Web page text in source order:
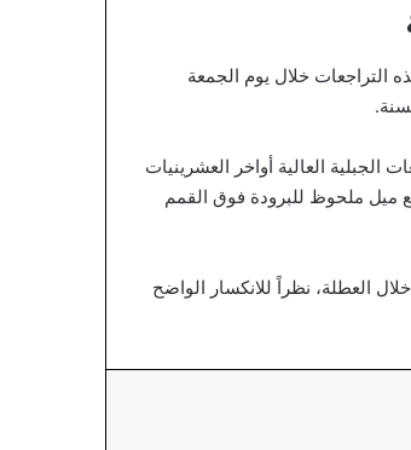
التراجعات خلال يوم الجمعة
العالية أواخر العشرينيات
ميل ملحوظ للبرودة فوق القمم
العطلة، نظراً للانكسار الواضح